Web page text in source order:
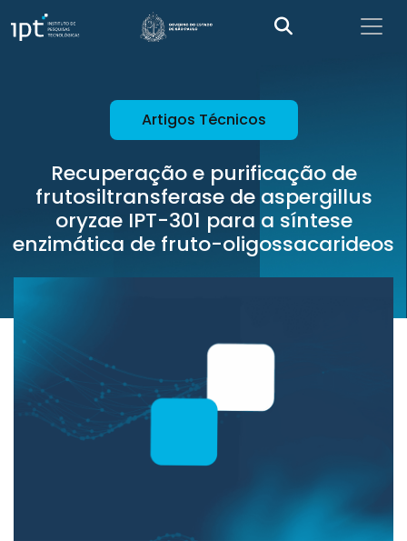
Artigos Técnicos
Recuperação e purificação de
frutosiltransferase de aspergillus
oryzae IPT-301 para a síntese
enzimática de fruto-oligossacarideos